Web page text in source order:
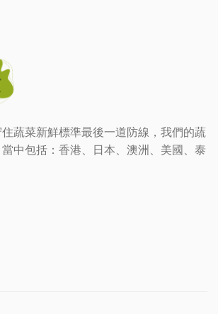
蔬菜新鮮標準最後一道防線，我們的蔬
中包括：香港、日本、澳洲、美國、泰